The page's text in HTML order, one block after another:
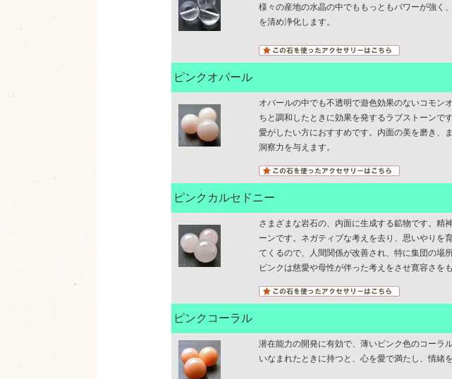
様々の産地の水晶の中でももっともパワーが強く
を清め浄化します。
ピンクオパール
オパールの中でも不透明で遊色効果のないコモン
ちと調和したときに効果を発するラブストーンで
愛がしたい方におすすめです。内面の美を磨き、
洞察力を与えます。
ピンクカルセドニー
さまざまな岩石の、内面に生成する鉱物です。精
ーンです。ネガティブな考えを去り、思いやりを
てくるので、人間関係が改善され、特に集団の場
ピンクは慈愛や母性が伴った考えをさせ寛容さを
ピンクコーラル
潜在能力の開発に有効で、薄いピンク色のコーラ
いなまれたときに持つと、心を愛で満たし、情緒